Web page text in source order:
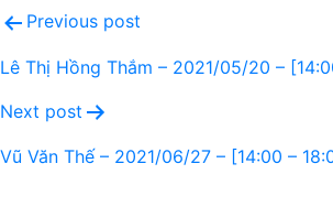
Previous post
Lê Thị Hồng Thắm – 2021/05/20 –
Next post
Vũ Văn Thế – 2021/06/27 – [14:00 –